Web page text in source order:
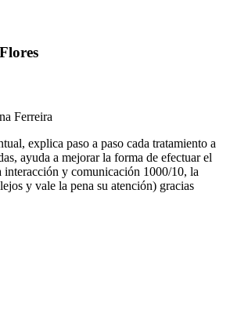
Ferreira
explica paso a paso cada tratamiento a
ayuda a mejorar la forma de efectuar el
interacción y comunicación 1000/10, la
y vale la pena su atención) gracias